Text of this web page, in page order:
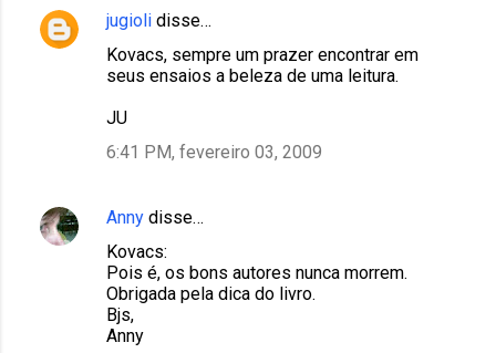
jugioli disse…
Kovacs, sempre um prazer encontrar em
seus ensaios a beleza de uma leitura.
JU
6:41 PM, fevereiro 03, 2009
Anny disse…
Kovacs:
Pois é, os bons autores nunca morrem.
Obrigada pela dica do livro.
Bjs,
Anny